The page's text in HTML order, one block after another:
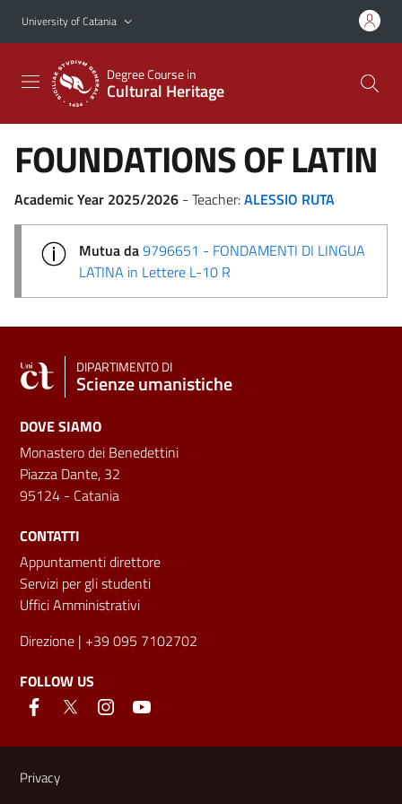
Go to main content
Go to navigation menu
University of Catania
Degree Course in
Cultural Heritage
FOUNDATIONS OF LATIN
Academic Year 2025/2026 - Teacher:ALESSIO RUTA
Mutua da9796651 - FONDAMENTI DI LINGUA
LATINA in Lettere L-10 R
DIPARTIMENTO DI
Scienze umanistiche
DOVE SIAMO
Monastero dei Benedettini
Piazza Dante, 32
95124 - Catania
CONTATTI
Appuntamenti direttore
Servizi per gli studenti
Uffici Amministrativi
Direzione | +39 095 7102702
FOLLOW US
Useful links and information
Privacy